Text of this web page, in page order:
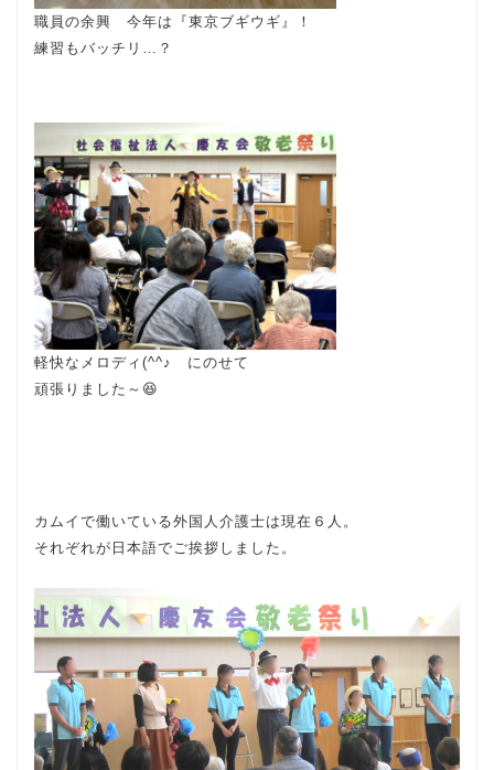
職員の余興 今年は『東京ブギウギ』！
練習もバッチリ…？
軽快なメロディ(^^♪ にのせて
頑張りました～😆
カムイで働いている外国人介護士は現在６人。
それぞれが日本語でご挨拶しました。